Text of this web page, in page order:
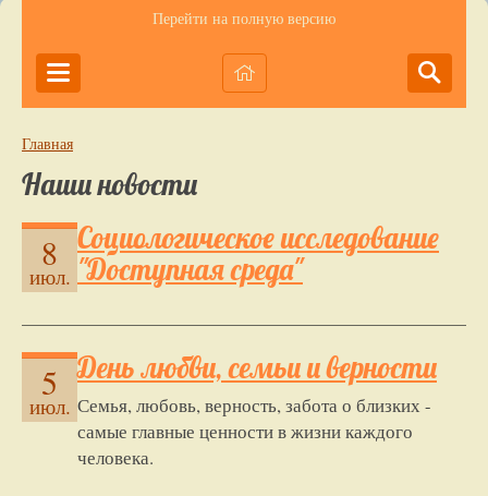
Перейти на полную версию
Главная
Наши новости
8
июл.
Социологическое исследование
"Доступная среда"
5
июл.
День любви, семьи и верности
Семья, любовь, верность, забота о близких -
самые главные ценности в жизни каждого
человека.